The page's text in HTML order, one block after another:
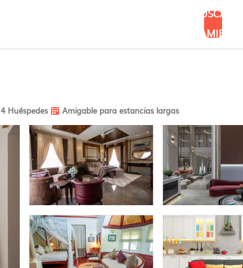
BUSCAR
ALOJAMIENTOS
4 Huéspedes Amigable para estancias largas